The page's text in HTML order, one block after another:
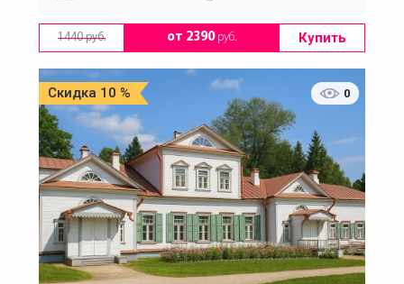
1440 руб. от 2390руб. Купить
Скидка 10 % 0